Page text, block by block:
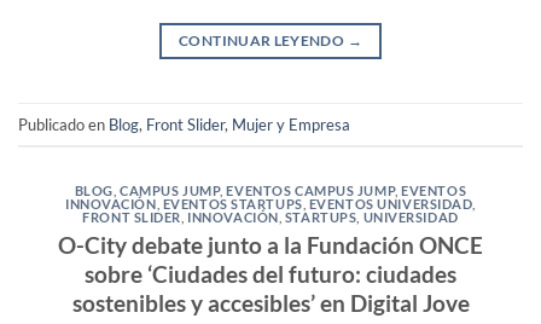
CONTINUAR LEYENDO →
Publicado en Blog, Front Slider, Mujer y Empresa
BLOG ,CAMPUS JUMP,EVENTOS CAMPUS JUMP,EVENTOS
INNOVACIÓN EVENTOS STARTUPS EVENTOS UNIVERSIDAD
FRONT SLIDER INNOVACIÓN STARTUPS UNIVERSIDAD
O-City debate junto a la Fundación ONCE
sobre ‘Ciudades del futuro: ciudades
sostenibles y accesibles’ en Digital Jove